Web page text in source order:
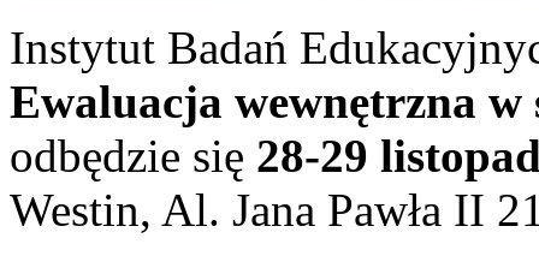
Instytut Badań
Ewaluacja wewnętrzna w
odbędzie się 28-29
Westin, Al. Jana Pawła II